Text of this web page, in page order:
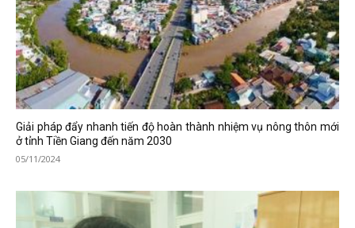
Giải pháp đẩy nhanh tiến độ hoàn thành nhiệm vụ nông thôn mới
ở tỉnh Tiền Giang đến năm 2030
05/11/2024